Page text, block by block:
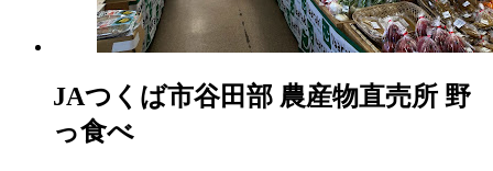
JAつくば市谷田部 農産物直売所 野
っ食べ